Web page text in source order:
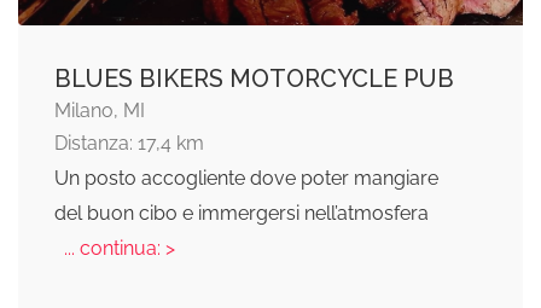
BLUES BIKERS MOTORCYCLE PUB
Milano, MI
Distanza: 17,4 km
Un posto accogliente dove poter mangiare
del buon cibo e immergersi nell’atmosfera
... continua: >